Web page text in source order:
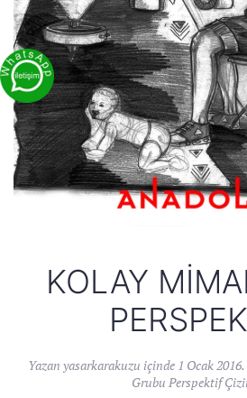
KOLAY
Yazan yasarkarakuzu içinde 1 Ocak 2016.
Grubu Perspektif